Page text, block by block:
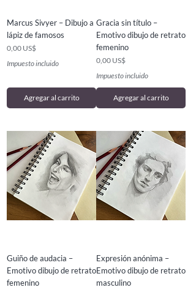
Marcus Sivyer – Dibujo a
lápiz de famosos
Precio
0,00 US$
Impuesto incluido
Agregar al carrito
Gracia sin título –
Emotivo dibujo de retrato
femenino
Precio
0,00 US$
Impuesto incluido
Agregar al carrito
Guiño de audacia –
Emotivo dibujo de retrato
femenino
Expresión anónima –
Emotivo dibujo de retrato
masculino